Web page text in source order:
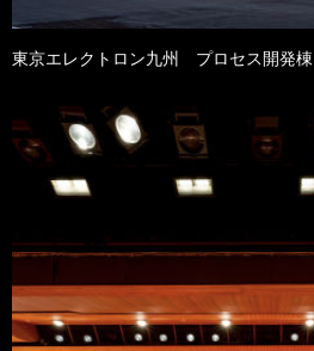
東京エレクトロン九州 プロセス開発棟